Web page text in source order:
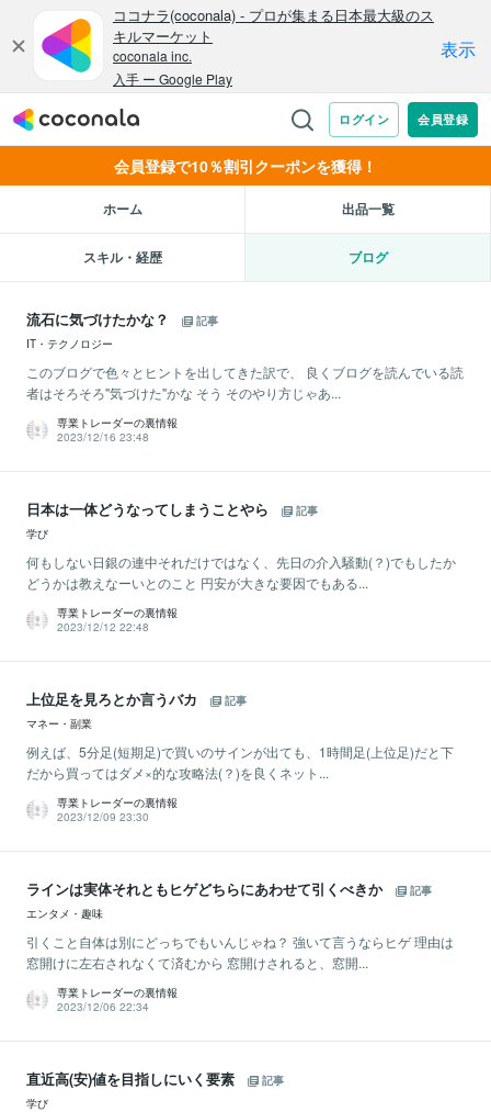
会員登録で10％割引クーポンを獲得！
ホーム 出品一覧
スキル・経歴 ブログ
流石に気づけたかな？
記事
IT・テクノロジー
このブログで色々とヒントを出してきた訳で、 良くブログを読んでいる読
者はそろそろ"気づけた"かな そう そのやり方じゃあ...
専業トレーダーの裏情報
2023/12/16 23:48
日本は一体どうなってしまうことやら
記事
学び
何もしない日銀の連中それだけではなく、先日の介入騒動(？)でもしたか
どうかは教えなーいとのこと 円安が大きな要因でもある...
専業トレーダーの裏情報
2023/12/12 22:48
上位足を見ろとか言うバカ
記事
マネー・副業
例えば、5分足(短期足)で買いのサインが出ても、1時間足(上位足)だと下
だから買ってはダメ×的な攻略法(？)を良くネット...
専業トレーダーの裏情報
2023/12/09 23:30
ラインは実体それともヒゲどちらにあわせて引くべきか
記事
エンタメ・趣味
引くこと自体は別にどっちでもいんじゃね？ 強いて言うならヒゲ 理由は
窓開けに左右されなくて済むから 窓開けされると、窓開...
専業トレーダーの裏情報
2023/12/06 22:34
直近高(安)値を目指しにいく要素
記事
学び